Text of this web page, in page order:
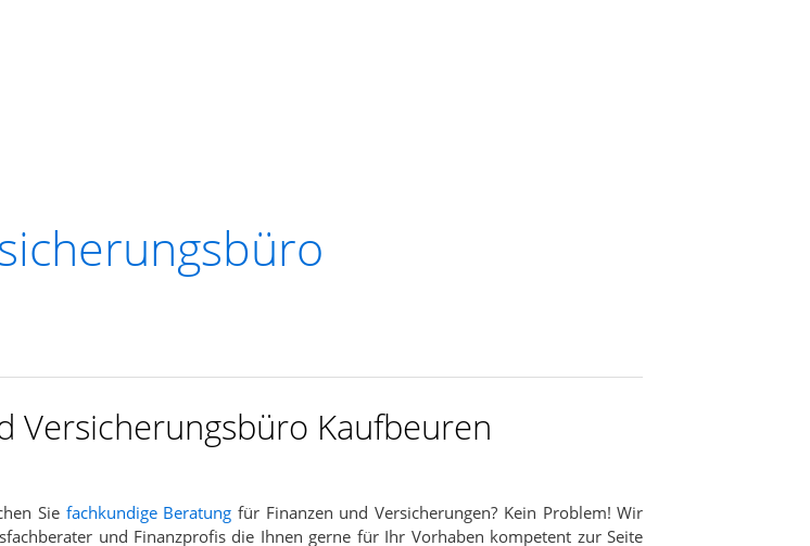
Versicherungsbüro Kaufbeuren
Sie fachkundige Beratung für Finanzen und Versicherungen? Kein Problem! Wir
und Finanzprofis die Ihnen gerne für Ihr Vorhaben kompetent zur Seite